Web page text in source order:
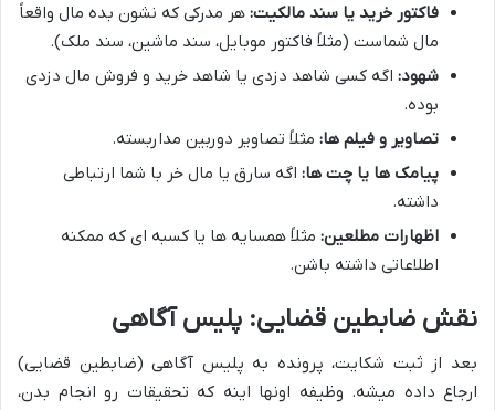
فاکتور خرید یا سند مالکیت: هر مدرکی که نشون بده مال واقعاً
مال شماست (مثلاً فاکتور موبایل، سند ماشین، سند ملک).
شهود: اگه کسی شاهد دزدی یا شاهد خرید و فروش مال دزدی
بوده.
تصاویر و فیلم ها: مثلاً تصاویر دوربین مداربسته.
پیامک ها یا چت ها: اگه سارق یا مال خر با شما ارتباطی
داشته.
اظهارات مطلعین: مثلاً همسایه ها یا کسبه ای که ممکنه
اطلاعاتی داشته باشن.
نقش ضابطین قضایی: پلیس آگاهی
بعد از ثبت شکایت، پرونده به پلیس آگاهی (ضابطین قضایی)
ارجاع داده میشه. وظیفه اونها اینه که تحقیقات رو انجام بدن،